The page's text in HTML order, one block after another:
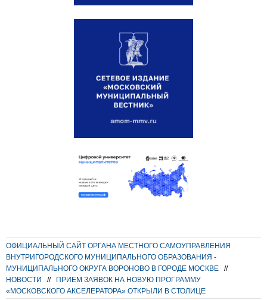
ОФИЦИАЛЬНЫЙ САЙТ ОРГАНА МЕСТНОГО САМОУПРАВЛЕНИЯ
ВНУТРИГОРОДСКОГО МУНИЦИПАЛЬНОГО ОБРАЗОВАНИЯ -
МУНИЦИПАЛЬНОГО ОКРУГА ВОРОНОВО В ГОРОДЕ МОСКВЕ
//
НОВОСТИ
//
ПРИЕМ ЗАЯВОК НА НОВУЮ ПРОГРАММУ
«МОСКОВСКОГО АКСЕЛЕРАТОРА» ОТКРЫЛИ В СТОЛИЦЕ